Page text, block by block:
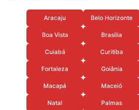
Aracaju Belo Horizonte
Boa Vista Brasília
Cuiabá Curitiba
Fortaleza Goiânia
Macapá Maceió
Natal Palmas